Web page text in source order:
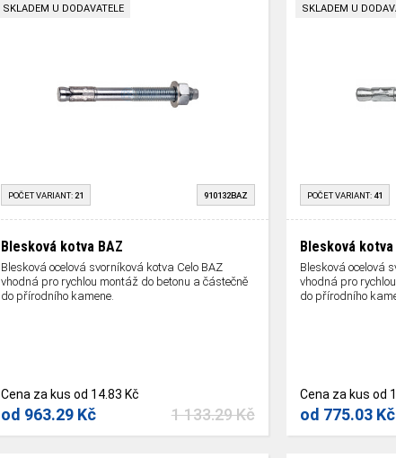
SKLADEM U DODAVATELE
POČET VARIANT: 21 910132BAZ
Blesková kotva BAZ
Blesková ocelová svorníková kotva Celo BAZ
vhodná pro rychlou montáž do betonu a částečně
do přírodního kamene.
Cena za kus od 14.83 Kč
1 133.29 Kč
od 963.29 Kč
SKLADEM U
POČET VARIANT:41
Blesková kotva
Blesková ocelová
vhodná pro
do přírodního
Cena za kus od
od 775.03 Kč